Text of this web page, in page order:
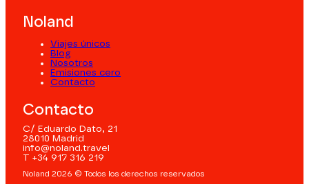
Noland
Viajes únicos
Blog
Nosotros
Emisiones cero
Contacto
Contacto
C/ Eduardo Dato, 21
28010 Madrid
info@noland.travel
T +34 917 316 219
Noland 2026 © Todos los derechos reservados